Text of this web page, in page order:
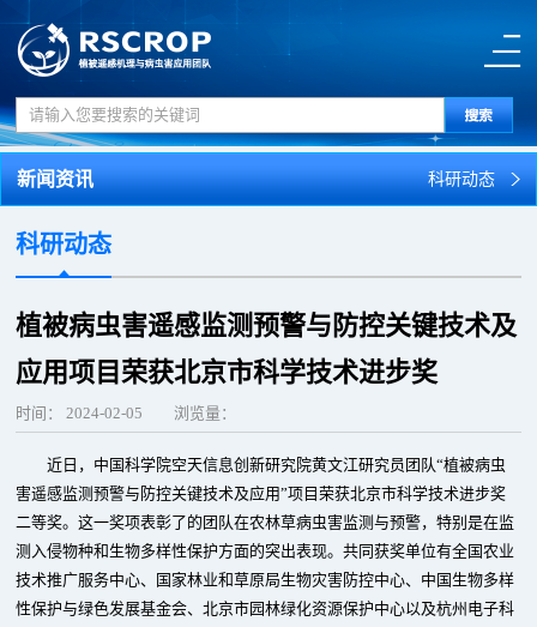
新闻资讯 科研动态
科研动态
植被病虫害遥感监测预警与防控关键技术及
应用项目荣获北京市科学技术进步奖
时间： 2024-02-05 浏览量：
近日，中国科学院空天信息创新研究院黄文江研究员团队“植被病虫
害遥感监测预警与防控关键技术及应用”项目荣获北京市科学技术进步奖
二等奖。这一奖项表彰了的团队在农林草病虫害监测与预警，特别是在监
测入侵物种和生物多样性保护方面的突出表现。共同获奖单位有全国农业
技术推广服务中心、国家林业和草原局生物灾害防控中心、中国生物多样
性保护与绿色发展基金会、北京市园林绿化资源保护中心以及杭州电子科